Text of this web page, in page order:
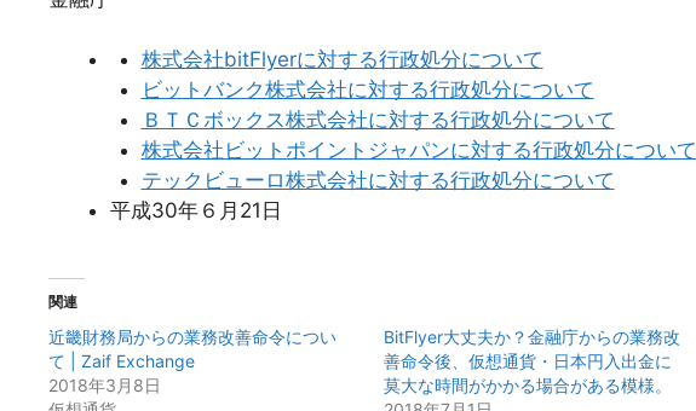
株式会社bitFlyerに対する行政処分について
ビットバンク株式会社に対する行政処分について
ＢＴＣボックス株式会社に対する行政処分について
株式会社ビットポイントジャパンに対する行政処分について
テックビューロ株式会社に対する行政処分について
平成30年６月21日
関連
近畿財務局からの業務改善命令につい
て | Zaif Exchange
2018年3月8日
BitFlyer大丈夫か？金融庁からの業務改
善命令後、仮想通貨・日本円入出金に
莫大な時間がかかる場合がある模様。